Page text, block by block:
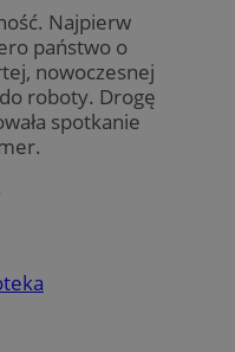
Najpierw
państwo o
nowoczesnej
roboty. Drogę
spotkanie